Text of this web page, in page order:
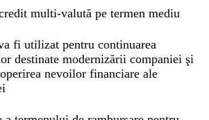
multi-valută pe termen mediu
fi utilizat pentru continuarea
destinate modernizării companiei şi
nevoilor financiare ale